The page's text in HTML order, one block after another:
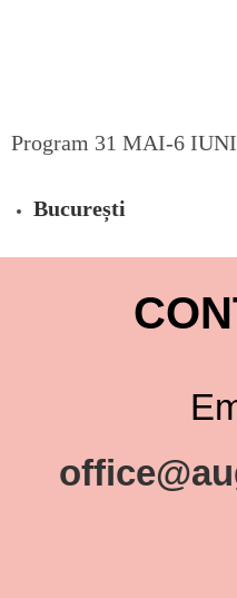
Program 31 MAI-6
București